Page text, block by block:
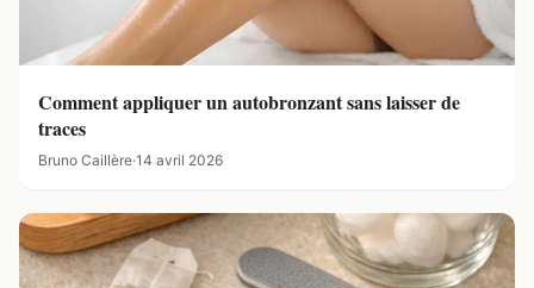
Comment appliquer un autobronzant sans laisser de
traces
Bruno Caillère·14 avril 2026